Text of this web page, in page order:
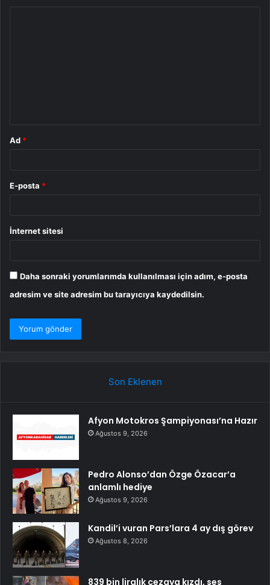
Ad *
E-posta *
İnternet sitesi
Daha sonraki yorumlarımda kullanılması için adım, e-posta
adresim ve site adresim bu tarayıcıya kaydedilsin.
Son Eklenen
Afyon Motokros Şampiyonası’na Hazır
Ağustos 9, 2026
Pedro Alonso’dan Özge Özacar’a
anlamlı hediye
Ağustos 9, 2026
Kandil’i vuran Pars’lara 4 ay dış görev
Ağustos 8, 2026
839 bin liralık cezaya kızdı, ses